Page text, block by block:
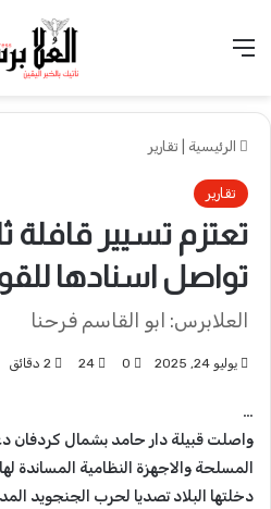
الرئيسية تقارير
تقارير
تعتزم تسيير قافلة
تواصل اسنادها
العلابرس: ابو القاسم فرحنا
يوليو 24, 2025 0
24
…
واصلت قبيلة دار حامد بشمال كردفان
المسلحة والاجهزة النظامية المساندة
دخلتها البلاد تصديا لحرب الجنجويد